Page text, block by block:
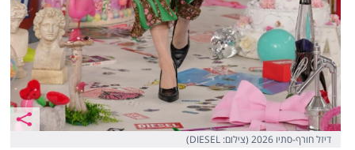
דיזל חורף-סתיו 2026 (צילום: DIESEL)